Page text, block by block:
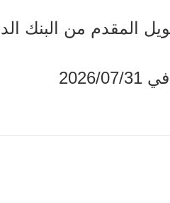
من البنك الدولي
31